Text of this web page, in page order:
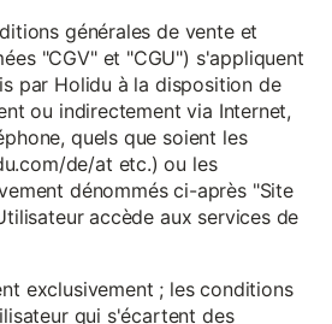
générales de vente et
"CGV" et "CGU") s'appliquent
par Holidu à la disposition de
ou indirectement via Internet,
quels que soient les
de/at etc.) ou les
dénommés ci-après "Site
accède aux services de
exclusivement ; les conditions
qui s'écartent des